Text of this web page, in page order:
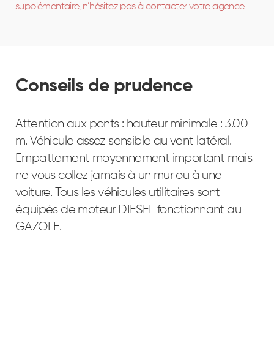
supplémentaire, n’hésitez pas à contacter votre agence.
Conseils de prudence
Attention aux ponts : hauteur minimale : 3.00
m. Véhicule assez sensible au vent latéral.
Empattement moyennement important mais
ne vous collez jamais à un mur ou à une
voiture. Tous les véhicules utilitaires sont
équipés de moteur DIESEL fonctionnant au
GAZOLE.